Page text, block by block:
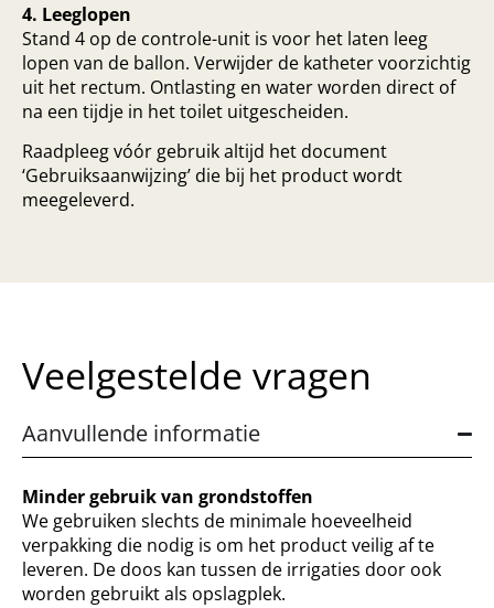
4. Leeglopen
Stand 4 op de controle-unit is voor het laten leeg
lopen van de ballon. Verwijder de katheter voorzichtig
uit het rectum. Ontlasting en water worden direct of
na een tijdje in het toilet uitgescheiden.
Raadpleeg vóór gebruik altijd het document
‘Gebruiksaanwijzing’ die bij het product wordt
meegeleverd.
Veelgestelde vragen
Aanvullende informatie
Minder gebruik van grondstoffen
We gebruiken slechts de minimale hoeveelheid
verpakking die nodig is om het product veilig af te
leveren. De doos kan tussen de irrigaties door ook
worden gebruikt als opslagplek.